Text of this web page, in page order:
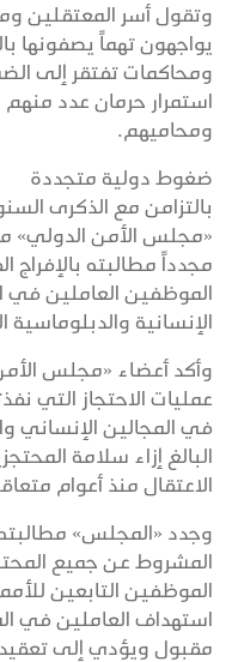
وتقول أسر المعتقلين
يواجهون تهماً يصفونها
ومحاكمات تفتقر إلى
استمرار حرمان عدد
ومحاميهم.
ضغوط دولية متجددة
بالتزامن مع الذكرى
«مجلس الأمن الدولي»
مجدداً مطالبته
الموظفين العاملين في
الإنسانية والدبلوماسية
وأكد أعضاء «مجلس
عمليات الاحتجاز التي
في المجالين الإنساني
البالغ إزاء سلامة
الاعتقال منذ أعوام
وجدد «المجلس» مطالبته
المشروط عن جميع
الموظفين التابعين
استهداف العاملين في
مقبول ويؤدي إلى تعقيد